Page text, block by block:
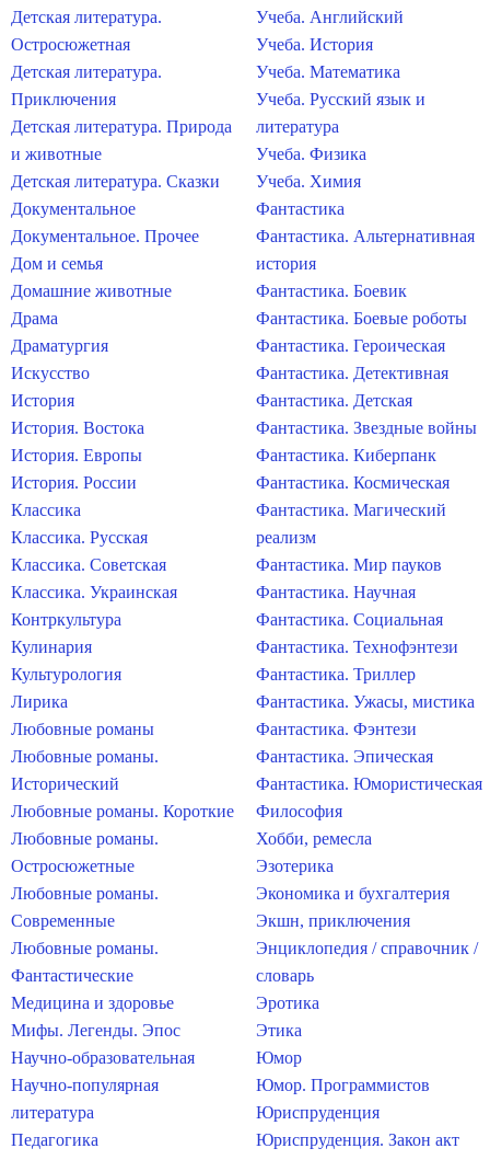
Детская литература.
Остросюжетная
Детская литература.
Приключения
Детская литература. Природа
и животные
Детская литература. Сказки
Документальное
Документальное. Прочее
Дом и семья
Домашние животные
Драма
Драматургия
Искусство
История
История. Востока
История. Европы
История. России
Классика
Классика. Русская
Классика. Советская
Классика. Украинская
Контркультура
Кулинария
Культурология
Лирика
Любовные романы
Любовные романы.
Исторический
Любовные романы. Короткие
Любовные романы.
Остросюжетные
Любовные романы.
Современные
Любовные романы.
Фантастические
Медицина и здоровье
Мифы. Легенды. Эпос
Научно-образовательная
Научно-популярная
литература
Педагогика
Учеба. Английский
Учеба. История
Учеба. Математика
Учеба. Русский язык и
литература
Учеба. Физика
Учеба. Химия
Фантастика
Фантастика. Альтернативная
история
Фантастика. Боевик
Фантастика. Боевые роботы
Фантастика. Героическая
Фантастика. Детективная
Фантастика. Детская
Фантастика. Звездные войны
Фантастика. Киберпанк
Фантастика. Космическая
Фантастика. Магический
реализм
Фантастика. Мир пауков
Фантастика. Научная
Фантастика. Социальная
Фантастика. Технофэнтези
Фантастика. Триллер
Фантастика. Ужасы, мистика
Фантастика. Фэнтези
Фантастика. Эпическая
Фантастика. Юмористическая
Философия
Хобби, ремесла
Эзотерика
Экономика и бухгалтерия
Экшн, приключения
Энциклопедия / справочник /
словарь
Эротика
Этика
Юмор
Юмор. Программистов
Юриспруденция
Юриспруденция. Закон акт